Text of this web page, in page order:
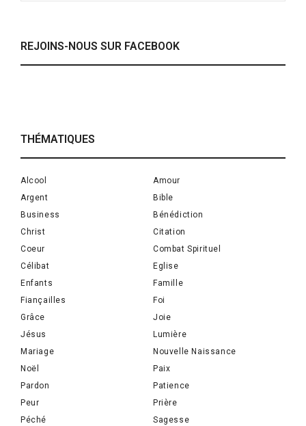
REJOINS-NOUS SUR FACEBOOK
THÉMATIQUES
Alcool
Amour
Argent
Bible
Business
Bénédiction
Christ
Citation
Coeur
Combat Spirituel
Célibat
Eglise
Enfants
Famille
Fiançailles
Foi
Grâce
Joie
Jésus
Lumière
Mariage
Nouvelle Naissance
Noël
Paix
Pardon
Patience
Peur
Prière
Péché
Sagesse